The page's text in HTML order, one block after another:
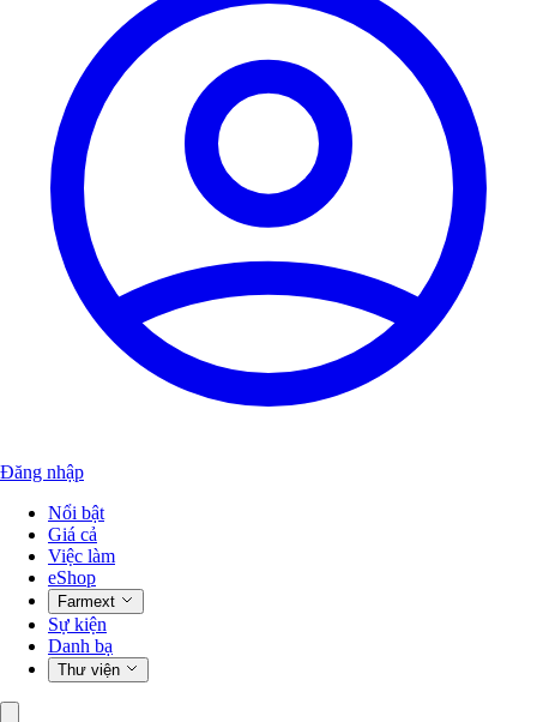
Đăng nhập
Nổi bật
Giá cả
Việc làm
eShop
Farmext
Sự kiện
Danh bạ
Thư viện